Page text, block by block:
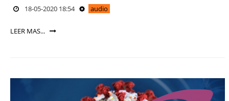
18-05-2020 18:54 audio
LEER MAS...